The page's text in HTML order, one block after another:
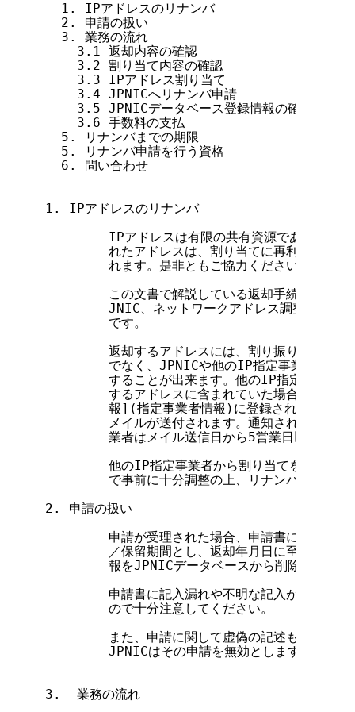
  1. IPアドレスのリナンバ
  2. 申請の扱い
  3. 業務の流れ
    3.1 返却内容の確認
    3.2 割り当て内容の確認
    3.3 IPアドレス割り当て
    3.4 JPNICへリナンバ申請
    3.5 JPNICデータベース登録情報の確認
    3.6 手数料の支払
  5. リナンバまでの期限
  5. リナンバ申請を行う資格
  6. 問い合わせ
1. IPアドレスのリナンバ
IPアドレスは有限の共有資源であるため、
れたアドレスは、割り当てに再利用される
        れます。是非ともご協力ください。
この文書で解説している返却手続きの対
JNIC、ネットワークアドレス調整委員会
        です。
返却するアドレスには、割り振りを受けた
でなく、JPNICや他のIP指定事業者から割
することが出来ます。他のIP指定事業者に
するアドレスに含まれていた場合は、そ
報](指定事業者情報)に登録された o.[技
メイルが送付されます。通知された内容に
業者はメイル送信日から5営業日以内に
他のIP指定事業者から割り当てを受けたア
で事前に十分調整の上、リナンバ申請を行
2. 申請の扱い
申請が受理された場合、申請書に記述され
／保留期間とし、返却年月日に至った日に
報をJPNICデータベースから削除し、割り
申請書に記入漏れや不明な記入があった場
        ので十分注意してください。
また、申請に関して虚偽の記述もしくは虚
        JPNICはその申請を無効とします。
3.  業務の流れ